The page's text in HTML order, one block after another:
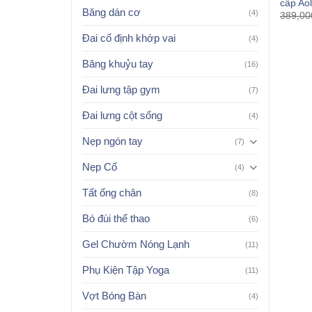
Băng dán cơ (4)
Đai cố định khớp vai (4)
Băng khuỷu tay (16)
Đai lưng tập gym (7)
Đai lưng cột sống (4)
Nẹp ngón tay (7)
Nẹp Cổ (4)
Tất ống chân (8)
Bó đùi thể thao (6)
Gel Chườm Nóng Lạnh (11)
Phụ Kiện Tập Yoga (11)
Vợt Bóng Bàn (4)
cấp